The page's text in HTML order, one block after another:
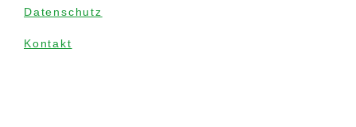
Datenschutz
Kontakt